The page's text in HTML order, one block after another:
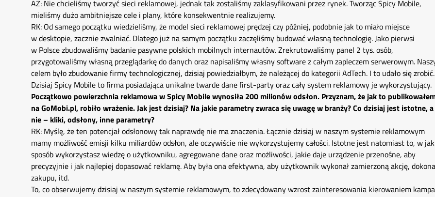
AZ: Nie chcieliśmy tworzyć sieci reklamowej, jednak tak zostaliśmy zaklasyfikowani przez rynek. Tworząc Spicy Mobile,
mieliśmy dużo ambitniejsze cele i plany, które konsekwentnie realizujemy.
RK: Od samego początku wiedzieliśmy, że model sieci reklamowej prędzej czy później, podobnie jak to miało miejsce
w desktopie, zacznie zwalniać. Dlatego już na samym początku zaczęliśmy budować własną technologię. Jako pierwsi
w Polsce zbudowaliśmy badanie pasywne polskich mobilnych internautów. Zrekrutowaliśmy panel 2 tys. osób,
przygotowaliśmy własną przeglądarkę do danych oraz napisaliśmy własny software z całym zapleczem serwerowym.
celem było zbudowanie firmy technologicznej, dzisiaj powiedziałbym, że należącej do kategorii AdTech. I to udało się zrobić.
Dzisiaj Spicy Mobile to firma posiadająca unikalne twarde dane first-party oraz cały system reklamowy je wykorzystujący.
Początkowo powierzchnia reklamowa w Spicy Mobile wynosiła 200 milionów odsłon. Przyznam, że jak to
na GoMobi.pl, robiło wrażenie. Jak jest dzisiaj? Na jakie parametry zwraca się uwagę w branży? Co dzisiaj jest istotne,
nie – kliki, odsłony, inne parametry?
RK: Myślę, że ten potencjał odsłonowy tak naprawdę nie ma znaczenia. Łącznie dzisiaj w naszym systemie reklamowym
mamy możliwość emisji kilku miliardów odsłon, ale oczywiście nie wykorzystujemy całości. Istotne jest natomiast to, w
sposób wykorzystasz wiedzę o użytkowniku, agregowane dane oraz możliwości, jakie daje urządzenie przenośne, aby
precyzyjnie i jak najlepiej dopasować reklamę. Aby była ona efektywna, aby użytkownik wykonał zamierzoną akcję,
zakupu, itd.
To, co obserwujemy dzisiaj w naszym systemie reklamowym, to zdecydowany wzrost zainteresowania kierowaniem